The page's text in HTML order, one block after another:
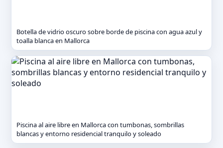
Botella de vidrio oscuro sobre borde de piscina con agua azul y
toalla blanca en Mallorca
Piscina al aire libre en Mallorca con tumbonas, sombrillas
blancas y entorno residencial tranquilo y soleado